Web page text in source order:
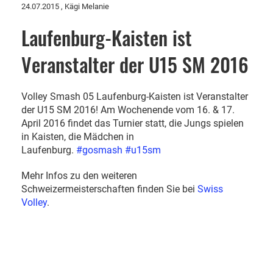
24.07.2015 , Kägi Melanie
Laufenburg-Kaisten ist
Veranstalter der U15 SM 2016
Volley Smash 05 Laufenburg-Kaisten ist Veranstalter
der U15 SM 2016! Am Wochenende vom 16. & 17.
April 2016 findet das Turnier statt, die Jungs spielen
in Kaisten, die Mädchen in
Laufenburg. #‎gosmash #‎u15sm
Mehr Infos zu den weiteren
Schweizermeisterschaften finden Sie bei Swiss
Volley.